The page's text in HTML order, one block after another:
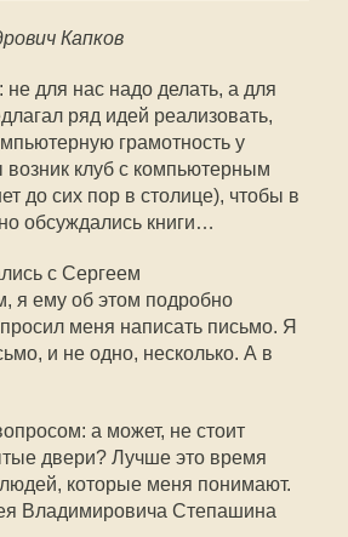
Капков
не для нас надо делать, а для
ряд идей реализовать,
грамотность у
возник клуб с компьютерным
до сих пор в столице), чтобы в
обсуждались книги…
с Сергеем
я ему об этом подробно
меня написать письмо. Я
и не одно, несколько. А в
а может, не стоит
двери? Лучше это время
людей, которые меня понимают.
Владимировича Степашина